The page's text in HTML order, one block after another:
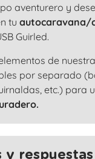
aventurero y
tu autocaravana/
Guirled.
de
por separado
etc.) para
y respuestas